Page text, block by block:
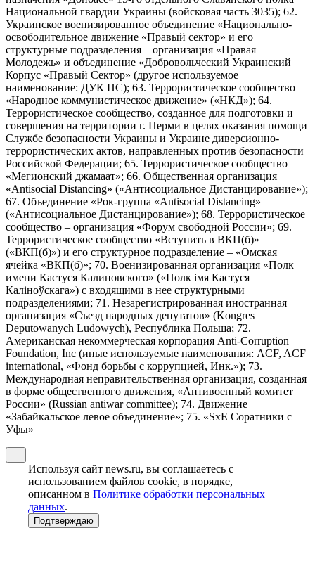
Национальной гвардии Украины (войсковая часть 3035); 62.
Украинское военизированное объединение «Национально-
освободительное движение «Правый сектор» и его
структурные подразделения – организация «Правая
Молодежь» и объединение «Добровольческий Украинский
Корпус «Правый Сектор» (другое используемое
наименование: ДУК ПС); 63. Террористическое сообщество
«Народное коммунистическое движение» («НКД»); 64.
Террористическое сообщество, созданное для подготовки и
совершения на территории г. Перми в целях оказания помощи
Службе безопасности Украины и Украине диверсионно-
террористических актов, направленных против безопасности
Российской Федерации; 65. Террористическое сообщество
«Мегионский джамаат»; 66. Общественная организация
«Antisocial Distancing» («Антисоциальное Дистанцирование»);
67. Объединение «Рок-группа «Antisocial Distancing»
(«Антисоциальное Дистанцирование»); 68. Террористическое
сообщество – организация «Форум свободной России»; 69.
Террористическое сообщество «Вступить в ВКП(б)»
(«ВКП(б)») и его структурное подразделение – «Омская
ячейка «ВКП(б)»; 70. Военизированная организация «Полк
имени Кастуся Калиновского» («Полк iмя Кастуся
Калiноўскага») с входящими в нее структурными
подразделениями; 71. Незарегистрированная иностранная
организация «Съезд народных депутатов» (Kongres
Deputowanych Ludowych), Республика Польша; 72.
Американская некоммерческая корпорация Anti-Corruption
Foundation, Inc (иные используемые наименования: ACF, ACF
international, «Фонд борьбы с коррупцией, Инк.»); 73.
Международная неправительственная организация, созданная
в форме общественного движения, «Антивоенный комитет
России» (Russian antiwar committee); 74. Движение
«Забайкальское левое объединение»; 75. «SxE Соратники с
Уфы»
Используя сайт news.ru, вы соглашаетесь с
использованием файлов cookie, в порядке,
описанном в Политике обработки персональных
данных.
Подтверждаю